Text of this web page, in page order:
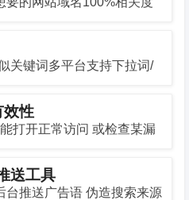
关键词多平台支持下拉词/
效性
打开正常访问 或检查某漏
送工具
台推送广告语 伪造搜索来源